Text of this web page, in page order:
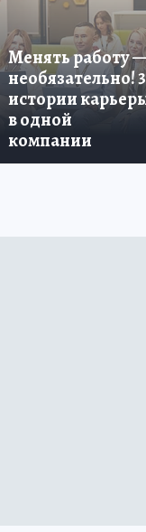
Менять работу
необязательно! 3
истории
в одной
компании